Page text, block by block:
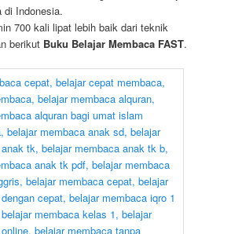
di Indonesia.
700 kali lipat lebih baik dari teknik
berikut Buku Belajar Membaca FAST.